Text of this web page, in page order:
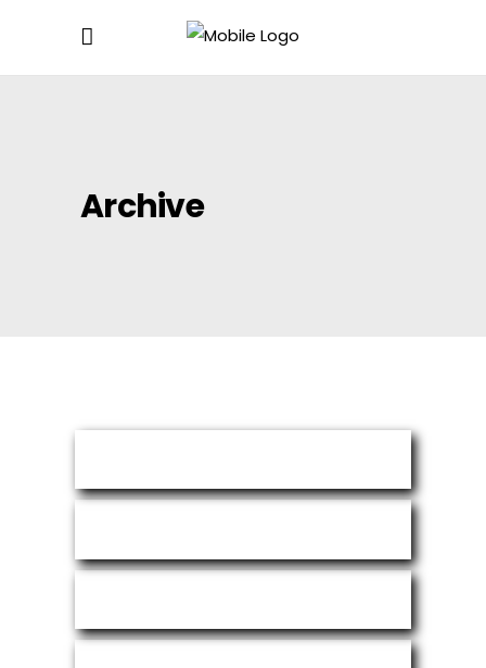
Archive